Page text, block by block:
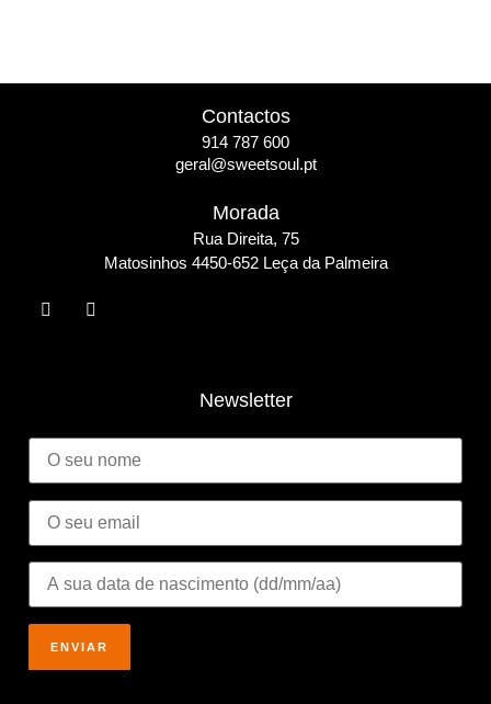
Contactos
914 787 600
geral@sweetsoul.pt
Morada
Rua Direita, 75
Matosinhos 4450-652 Leça da Palmeira
Newsletter